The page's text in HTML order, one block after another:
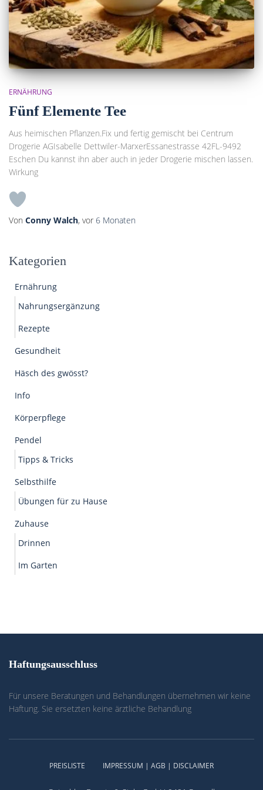
ERNÄHRUNG
Fünf Elemente Tee
Aus heimischen Pflanzen.Fix und fertig gemischt bei Centrum
Drogerie AGIsabelle Dettwiler-MarxerEssanestrasse 42FL-9492
Eschen Du kannst ihn aber auch in jeder Drogerie mischen lassen.
Wirkung
Von Conny Walch, vor 6 Monaten
Kategorien
Ernährung
Nahrungsergänzung
Rezepte
Gesundheit
Häsch des gwösst?
Info
Körperpflege
Pendel
Tipps & Tricks
Selbsthilfe
Übungen für zu Hause
Zuhause
Drinnen
Im Garten
Haftungsausschluss
Für unsere Beratungen und Behandlungen übernehmen wir keine
Haftung. Sie ersetzten keine ärztliche Behandlung
PREISLISTE IMPRESSUM | AGB | DISCLAIMER